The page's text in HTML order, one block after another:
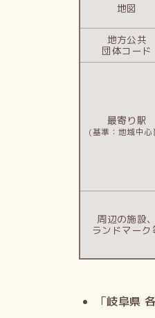
地図
地方公共
団体コード
最寄り駅
(基準：地域中心
周辺の施設、
ランドマーク
「岐阜県